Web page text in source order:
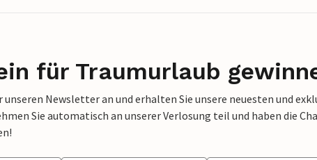
für Traumurlaub
unseren Newsletter an und erhalten Sie unsere neuesten und
Sie automatisch an unserer Verlosung teil und haben die